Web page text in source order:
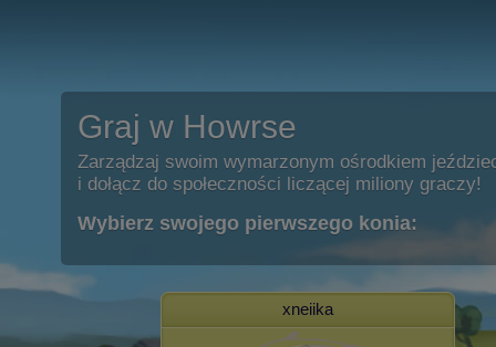
Graj w Howrse
Zarządzaj swoim wymarzonym ośrodkiem
i dołącz do społeczności liczącej miliony graczy!
Wybierz swojego pierwszego konia:
xneiika